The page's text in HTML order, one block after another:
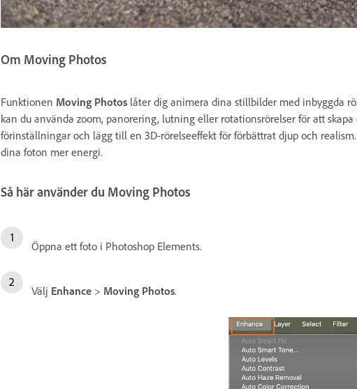
Om Moving Photos
Funktionen Moving Photos låter dig animera dina stillbilder med inbyggda
kan du använda zoom, panorering, lutning eller rotationsrörelser för att
förinställningar och lägg till en 3D-rörelseeffekt för förbättrat djup och
dina foton mer energi.
Så här använder du Moving Photos
Öppna ett foto i Photoshop Elements.
Välj Enhance > Moving Photos.